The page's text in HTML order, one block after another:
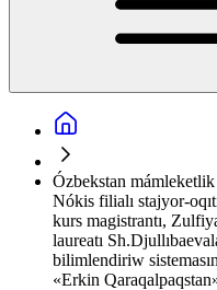
Ózbekstan
Nókis filialı stajyor-
kurs magistrantı,
laureatı
bilimlendiriw
«Erkin